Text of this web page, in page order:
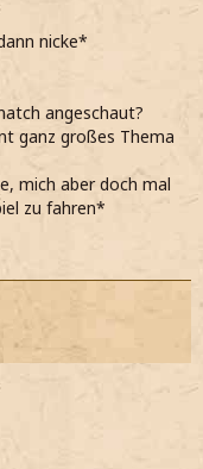
nicke*
angeschaut?
ganz großes Thema
mich aber doch mal
zu fahren*